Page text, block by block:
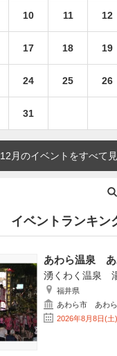
10 11 12
17 18 19
24 25 26
31
12月のイベントをすべて
イベントランキン
あわら温泉 あ
湧くわく温泉
福井県
あわら市 あわ
2026年8月8日(土